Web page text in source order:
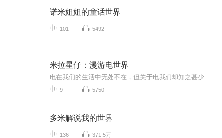
诺米姐姐的童话世界
101 5492
米拉星仔：漫游电世界
9 5750
多米解说我的世界
136 371.5万